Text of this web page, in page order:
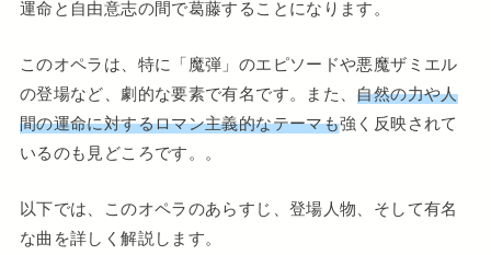
運命と自由意志の間で葛藤することになります。
このオペラは、特に「魔弾」のエピソードや悪魔ザミエル
の登場など、劇的な要素で有名です。また、 自然の力や人
間の運命に対するロマン主義的なテーマも強く反映されて
いるのも見どころです。。
以下では、このオペラのあらすじ、登場人物、そして有名
な曲を詳しく解説します。